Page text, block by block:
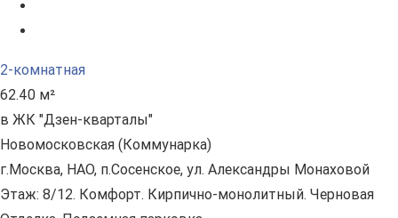
2-комнатная
62.40 м²
в ЖК "Дзен-кварталы"
Новомосковская (Коммунарка)
г.Москва, НАО, п.Сосенское, ул. Александры Монаховой
Этаж: 8/12. Комфорт. Кирпично-монолитный. Черновая